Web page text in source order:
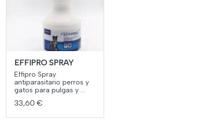
EFFIPRO SPRAY
Effipro Spray
antiparasitario perros y
gatos para pulgas y ...
33,60 €